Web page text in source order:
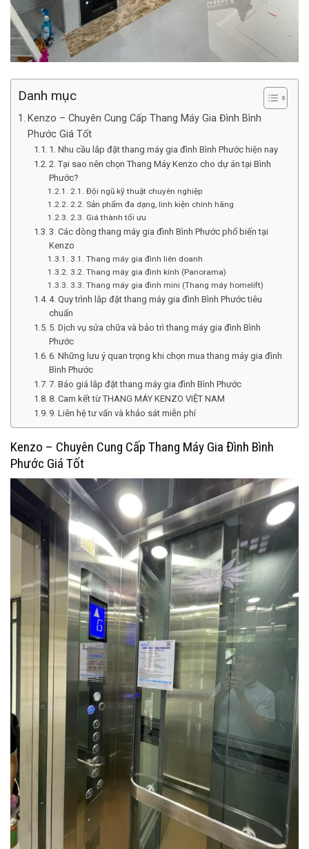
Danh mục
Kenzo – Chuyên Cung Cấp Thang Máy Gia Đình Bình
Phước Giá Tốt
1. Nhu cầu lắp đặt thang máy gia đình Bình Phước hiện nay
2. Tại sao nên chọn Thang Máy Kenzo cho dự án tại Bình
Phước?
2.1. Đội ngũ kỹ thuật chuyên nghiệp
2.2. Sản phẩm đa dạng, linh kiện chính hãng
2.3. Giá thành tối ưu
3. Các dòng thang máy gia đình Bình Phước phổ biến tại
Kenzo
3.1. Thang máy gia đình liên doanh
3.2. Thang máy gia đình kính (Panorama)
3.3. Thang máy gia đình mini (Thang máy homelift)
4. Quy trình lắp đặt thang máy gia đình Bình Phước tiêu
chuẩn
5. Dịch vụ sửa chữa và bảo trì thang máy gia đình Bình
Phước
6. Những lưu ý quan trọng khi chọn mua thang máy gia đình
Bình Phước
7. Báo giá lắp đặt thang máy gia đình Bình Phước
8. Cam kết từ THANG MÁY KENZO VIỆT NAM
9. Liên hệ tư vấn và khảo sát miễn phí
Kenzo – Chuyên Cung Cấp Thang Máy Gia Đình Bình
Phước Giá Tốt